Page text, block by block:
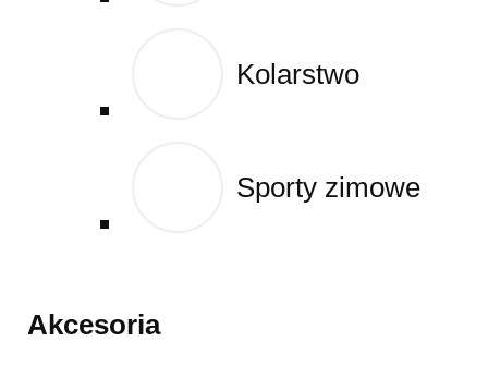
Kolarstwo
Sporty zimowe
Akcesoria
Kolarstwo
Sporty zimowe
Akcesoria